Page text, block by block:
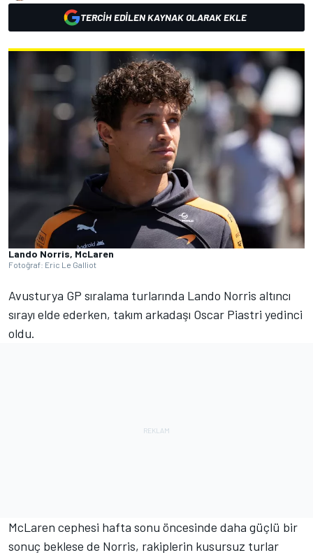
TERCIH EDILEN KAYNAK OLARAK EKLE
Lando Norris, McLaren
Fotoğraf: Eric Le Galliot
Avusturya GP sıralama turlarında Lando Norris altıncı
sırayı elde ederken, takım arkadaşı Oscar Piastri yedinci
oldu.
McLaren cephesi hafta sonu öncesinde daha güçlü bir
sonuç beklese de Norris, rakiplerin kusursuz turlar